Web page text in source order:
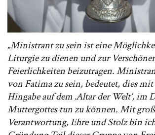
„Ministrant zu sein ist eine
Liturgie zu dienen und zur
Feierlichkeiten beizutragen.
von Fatima zu sein, bedeutet, dies
Hingabe auf dem ‚Altar der Welt‘, im
Muttergottes tun zu können. Mit
Verantwortung, Ehre und Stolz bin